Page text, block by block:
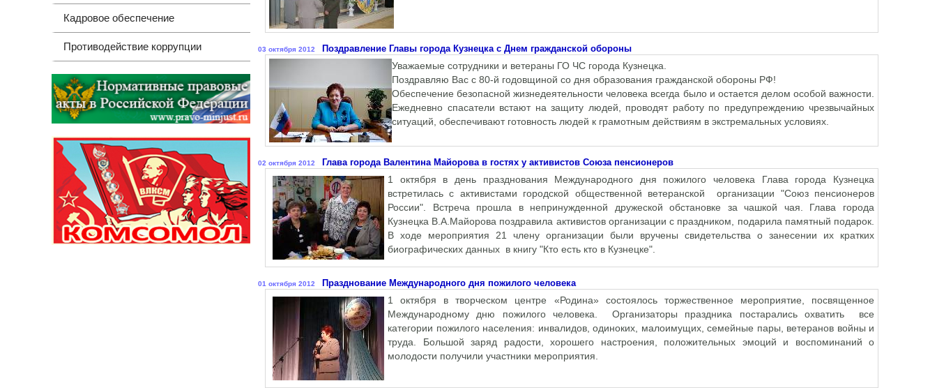
Кадровое обеспечение
Противодействие коррупции 03 октября 2012 Поздравление Главы города Кузнецка с Днем гражданской обороны
Уважаемые сотрудники и ветераны ГО ЧС города Кузнецка.
Поздравляю Вас с 80-й годовщиной со дня образования гражданской обороны РФ!
Обеспечение безопасной жизнедеятельности человека всегда было и остается делом особой важности.
Ежедневно спасатели встают на защиту людей, проводят работу по предупреждению чрезвычайных
ситуаций, обеспечивают готовность людей к грамотным действиям в экстремальных условиях.
02 октября 2012 Глава города Валентина Майорова в гостях у активистов Союза пенсионеров
1 октября в день празднования Международного дня пожилого человека Глава города Кузнецка
встретилась с активистами городской общественной ветеранской организации "Союз пенсионеров
России". Встреча прошла в непринужденной дружеской обстановке за чашкой чая. Глава города
Кузнецка В.А.Майорова поздравила активистов организации с праздником, подарила памятный подарок.
В ходе мероприятия 21 члену организации были вручены свидетельства о занесении их кратких
биографических данных в книгу "Кто есть кто в Кузнецке".
01 октября 2012 Празднование Международного дня пожилого человека
1 октября в творческом центре «Родина» состоялось торжественное мероприятие, посвященное
Международному дню пожилого человека. Организаторы праздника постарались охватить все
категории пожилого населения: инвалидов, одиноких, малоимущих, семейные пары, ветеранов войны и
труда. Большой заряд радости, хорошего настроения, положительных эмоций и воспоминаний о
молодости получили участники мероприятия.